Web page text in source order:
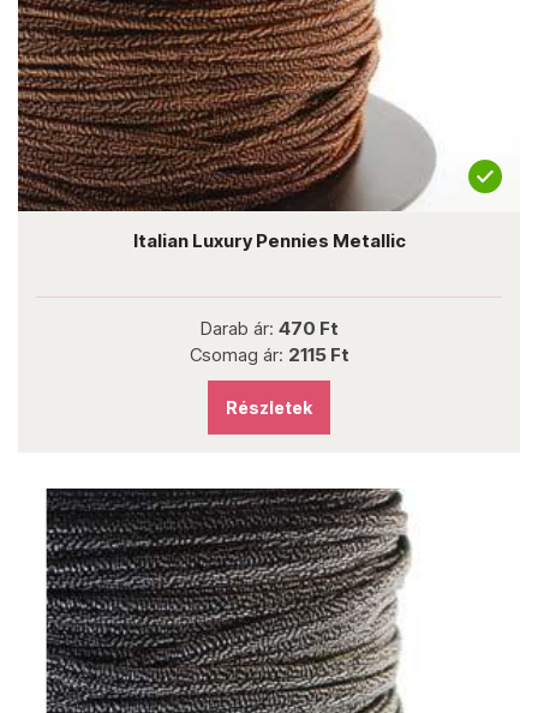
Italian Luxury Pennies Metallic
Darab ár: 470 Ft
Csomag ár: 2115 Ft
Részletek